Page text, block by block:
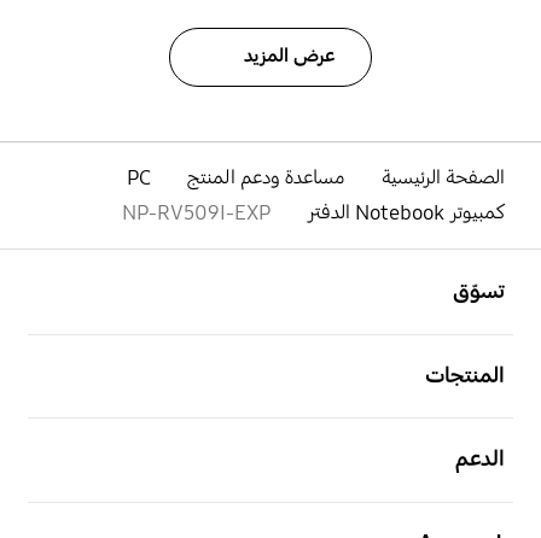
عرض المزيد
الصفحة الرئيسية مساعدة ودعم المنتج
PC
كمبيوتر Notebook الدفتر
NP-RV509I-EXP
تسوّق
المنتجات
الدعم